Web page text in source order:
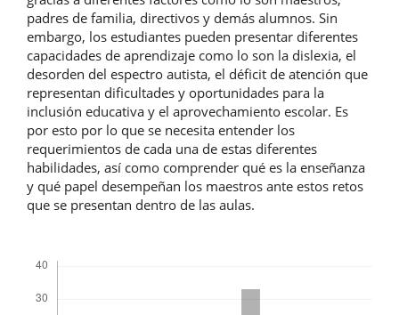
padres de familia, directivos y demás alumnos. Sin
embargo, los estudiantes pueden presentar diferentes
capacidades de aprendizaje como lo son la dislexia, el
desorden del espectro autista, el déficit de atención que
representan dificultades y oportunidades para la
inclusión educativa y el aprovechamiento escolar. Es
por esto por lo que se necesita entender los
requerimientos de cada una de estas diferentes
habilidades, así como comprender qué es la enseñanza
y qué papel desempeñan los maestros ante estos retos
que se presentan dentro de las aulas.